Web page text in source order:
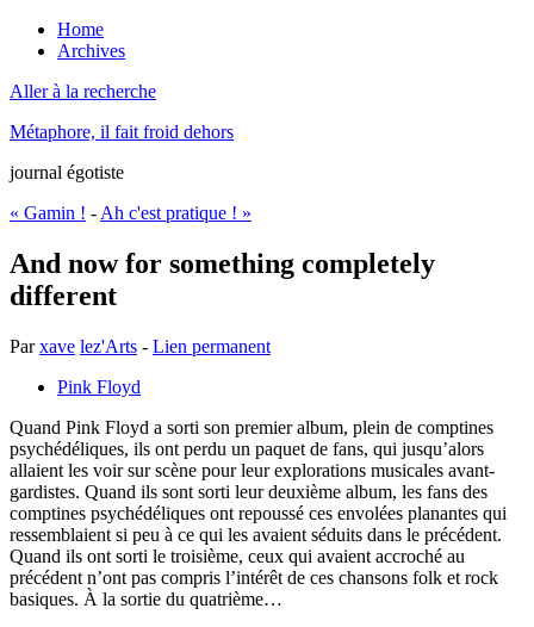
Home
Archives
Aller à la recherche
Métaphore, il fait froid dehors
journal égotiste
« Gamin ! - Ah c'est pratique ! »
And now for something completely
different
Parxave lez'Arts - Lien permanent
Pink Floyd
Quand Pink Floyd a sorti son premier album, plein de comptines
psychédéliques, ils ont perdu un paquet de fans, qui jusqu’alors
allaient les voir sur scène pour leur explorations musicales avant-
gardistes. Quand ils sont sorti leur deuxième album, les fans des
comptines psychédéliques ont repoussé ces envolées planantes qui
ressemblaient si peu à ce qui les avaient séduits dans le précédent.
Quand ils ont sorti le troisième, ceux qui avaient accroché au
précédent n’ont pas compris l’intérêt de ces chansons folk et rock
basiques. À la sortie du quatrième…